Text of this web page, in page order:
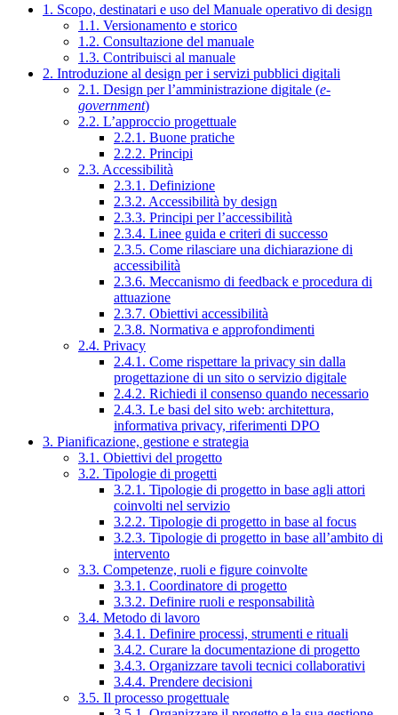
1. Scopo, destinatari e uso del Manuale operativo di design
1.1. Versionamento e storico
1.2. Consultazione del manuale
1.3. Contribuisci al manuale
2. Introduzione al design per i servizi pubblici digitali
2.1. Design per l’amministrazione digitale (e-
government)
2.2. L’approccio progettuale
2.2.1. Buone pratiche
2.2.2. Principi
2.3. Accessibilità
2.3.1. Definizione
2.3.2. Accessibilità by design
2.3.3. Principi per l’accessibilità
2.3.4. Linee guida e criteri di successo
2.3.5. Come rilasciare una dichiarazione di
accessibilità
2.3.6. Meccanismo di feedback e procedura di
attuazione
2.3.7. Obiettivi accessibilità
2.3.8. Normativa e approfondimenti
2.4. Privacy
2.4.1. Come rispettare la privacy sin dalla
progettazione di un sito o servizio digitale
2.4.2. Richiedi il consenso quando necessario
2.4.3. Le basi del sito web: architettura,
informativa privacy, riferimenti DPO
3. Pianificazione, gestione e strategia
3.1. Obiettivi del progetto
3.2. Tipologie di progetti
3.2.1. Tipologie di progetto in base agli attori
coinvolti nel servizio
3.2.2. Tipologie di progetto in base al focus
3.2.3. Tipologie di progetto in base all’ambito di
intervento
3.3. Competenze, ruoli e figure coinvolte
3.3.1. Coordinatore di progetto
3.3.2. Definire ruoli e responsabilità
3.4. Metodo di lavoro
3.4.1. Definire processi, strumenti e rituali
3.4.2. Curare la documentazione di progetto
3.4.3. Organizzare tavoli tecnici collaborativi
3.4.4. Prendere decisioni
3.5. Il processo progettuale